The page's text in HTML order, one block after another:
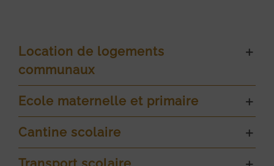
Location de logements
communaux
Ecole maternelle et primaire
Cantine scolaire